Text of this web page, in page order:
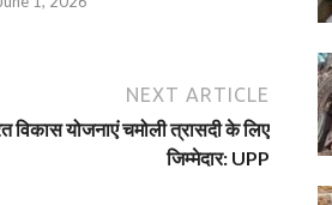
NEXT ARTICLE
विकास योजनाएं चमोली त्रासदी के लिए
जिम्मेदार: UPP